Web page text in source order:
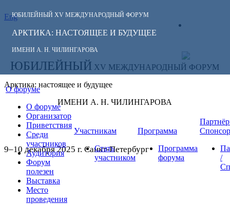
ЮБИЛЕЙНЫЙ XV МЕЖДУНАРОДНЫЙ ФОРУМ
АРКТИКА: НАСТОЯЩЕЕ И БУДУЩЕЕ
ИМЕНИ А. Н. ЧИЛИНГАРОВА
Eng
СЛЕДИТЕ ЗА
НОВОСТЯМИ
ФОРУМА:
ЮБИЛЕЙНЫЙ XV МЕЖДУНАРОДНЫЙ ФОРУМ
Арктика: настоящее и будущее
ИМЕНИ А. Н. ЧИЛИНГАРОВА
9–10 декабря 2025 г. Санкт-Петербург
О форуме
О форуме
Организатор
Приветствия
Среди
участников
Аудитория
Форум
полезен
Выставка
Место
проведения
Участникам
Стать
участником
Программа
Программа
форума
/